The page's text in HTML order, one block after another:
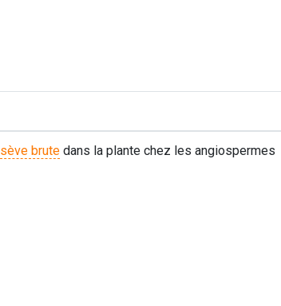
sève brute dans la plante chez les angiospermes